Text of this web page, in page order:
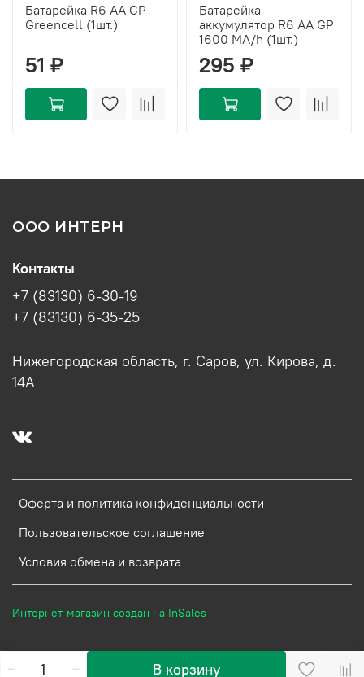
В корзину
Батарейка R6 AA GP
Greencell (1шт.)
51 ₽
Батарейка-
аккумулятор R6 AA GP
1600 MA/h (1шт.)
295 ₽
ООО ИНТЕРН
Оферта и политика конфиденциальности
Пользовательское соглашение
Условия обмена и возврата
Контакты
+7 (83130) 6-30-19
+7 (83130) 6-35-25
Нижегородская область, г. Саров, ул. Кирова, д.
14А
Интернет-магазин создан на InSales